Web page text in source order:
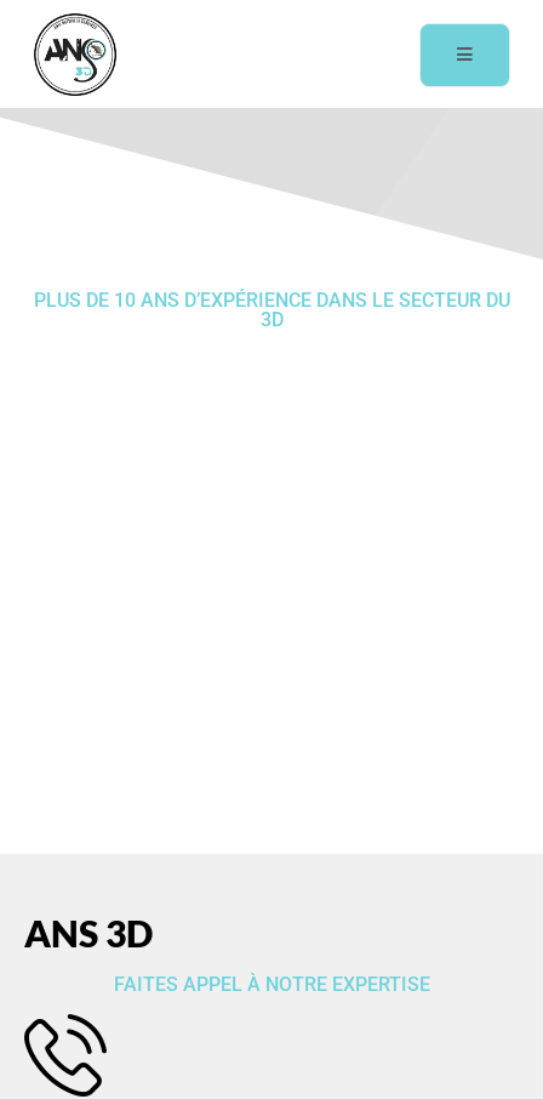
PLUS DE 10 ANS D’EXPÉRIENCE DANS LE SECTEUR DU
3D
ANS 3D
FAITES APPEL À NOTRE EXPERTISE